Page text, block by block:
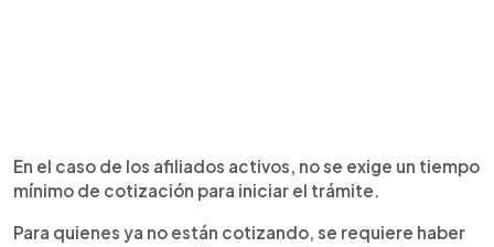
En el caso de los afiliados activos, no se exige un tiempo
mínimo de cotización para iniciar el trámite.
Para quienes ya no están cotizando, se requiere haber